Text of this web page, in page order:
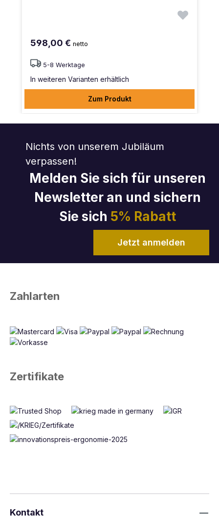
598,00 € netto
5-8 Werktage
In weiteren Varianten erhältlich
Zum Produkt
Nichts von unserem Jubiläum
verpassen!
Melden Sie sich für unseren
Newsletter an und sichern
Sie sich 5% Rabatt
Jetzt anmelden
Zahlarten
Zertifikate
Kontakt